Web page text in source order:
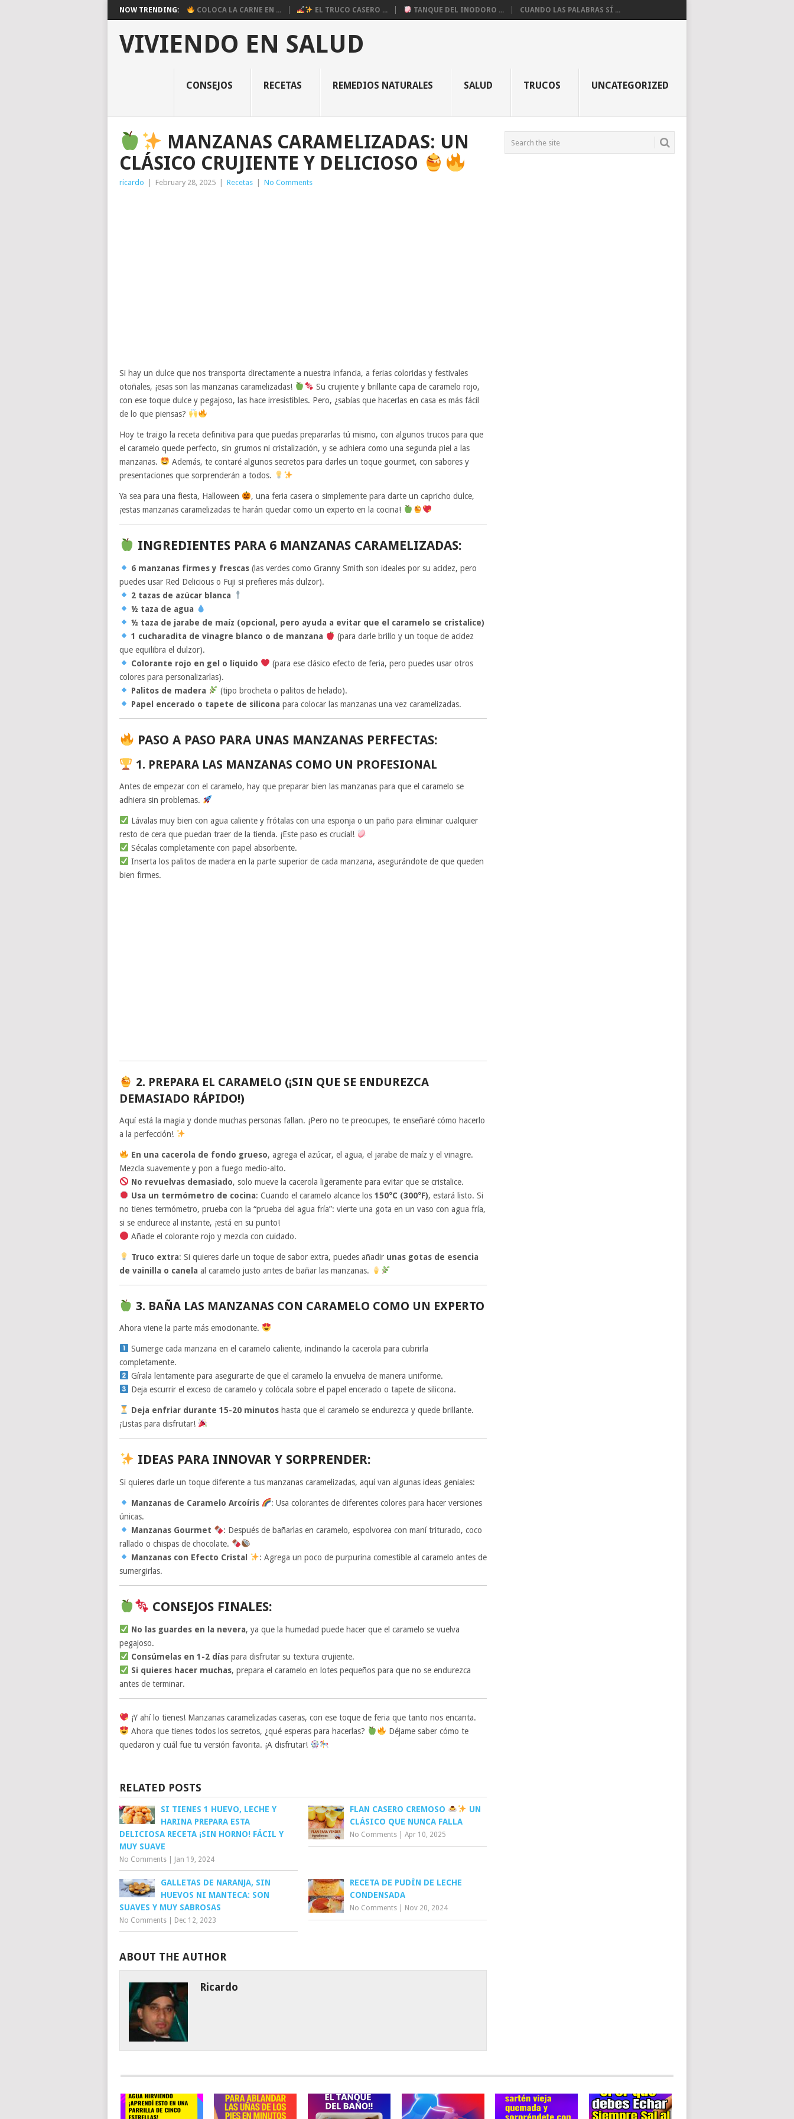
NOW TRENDING: COLOCA LA CARNE EN ... EL TRUCO CASERO ... TANQUE DEL INODORO ... CUANDO LAS PALABRAS SÍ ...
VIVIENDO EN SALUD
CONSEJOS RECETAS REMEDIOS NATURALES SALUD TRUCOS UNCATEGORIZED
MANZANAS CARAMELIZADAS: UN
CLÁSICO CRUJIENTE Y DELICIOSO
ricardo | February 28, 2025 | Recetas | No Comments
Si hay un dulce que nos transporta directamente a nuestra infancia, a ferias coloridas y festivales
otoñales, ¡esas son las manzanas caramelizadas!
Su crujiente y brillante capa de caramelo rojo,
con ese toque dulce y pegajoso, las hace irresistibles. Pero, ¿sabías que hacerlas en casa es más fácil
de lo que piensas?
Hoy te traigo la receta definitiva para que puedas prepararlas tú mismo, con algunos trucos para que
el caramelo quede perfecto, sin grumos ni cristalización, y se adhiera como una segunda piel a las
manzanas.
Además, te contaré algunos secretos para darles un toque gourmet, con sabores y
presentaciones que sorprenderán a todos.
Ya sea para una fiesta, Halloween
, una feria casera o simplemente para darte un capricho dulce,
¡estas manzanas caramelizadas te harán quedar como un experto en la cocina!
INGREDIENTES PARA 6 MANZANAS CARAMELIZADAS:
6 manzanas firmes y frescas(las verdes como Granny Smith son ideales por su acidez, pero
puedes usar Red Delicious o Fuji si prefieres más dulzor).
2 tazas de azúcar blanca
½ taza de agua
½ taza de jarabe de maíz (opcional, pero ayuda a evitar que el caramelo se cristalice)
1 cucharadita de vinagre blanco o de manzana
(para darle brillo y un toque de acidez
que equilibra el dulzor).
Colorante rojo en gel o líquido
(para ese clásico efecto de feria, pero puedes usar otros
colores para personalizarlas).
Palitos de madera
(tipo brocheta o palitos de helado).
Papel encerado o tapete de silicona para colocar las manzanas una vez caramelizadas.
PASO A PASO PARA UNAS MANZANAS PERFECTAS:
1. PREPARA LAS MANZANAS COMO UN PROFESIONAL
Antes de empezar con el caramelo, hay que preparar bien las manzanas para que el caramelo se
adhiera sin problemas.
Lávalas muy bien con agua caliente y frótalas con una esponja o un paño para eliminar cualquier
resto de cera que puedan traer de la tienda. ¡Este paso es crucial!
Sécalas completamente con papel absorbente.
Inserta los palitos de madera en la parte superior de cada manzana, asegurándote de que queden
bien firmes.
2. PREPARA EL CARAMELO (¡SIN QUE SE ENDUREZCA
DEMASIADO RÁPIDO!)
Aquí está la magia y donde muchas personas fallan. ¡Pero no te preocupes, te enseñaré cómo hacerlo
a la perfección!
En una cacerola de fondo grueso, agrega el azúcar, el agua, el jarabe de maíz y el vinagre.
Mezcla suavemente y pon a fuego medio-alto.
No revuelvas demasiado, solo mueve la cacerola ligeramente para evitar que se cristalice.
Usa un termómetro de cocina: Cuando el caramelo alcance los 150°C (300°F), estará listo. Si
no tienes termómetro, prueba con la “prueba del agua fría”: vierte una gota en un vaso con agua fría,
si se endurece al instante, ¡está en su punto!
Añade el colorante rojo y mezcla con cuidado.
Truco extra: Si quieres darle un toque de sabor extra, puedes añadir unas gotas de esencia
de vainilla o canela al caramelo justo antes de bañar las manzanas.
3. BAÑA LAS MANZANAS CON CARAMELO COMO UN EXPERTO
Ahora viene la parte más emocionante.
Sumerge cada manzana en el caramelo caliente, inclinando la cacerola para cubrirla
completamente.
Gírala lentamente para asegurarte de que el caramelo la envuelva de manera uniforme.
Deja escurrir el exceso de caramelo y colócala sobre el papel encerado o tapete de silicona.
Deja enfriar durante 15-20 minutoshasta que el caramelo se endurezca y quede brillante.
¡Listas para disfrutar!
IDEAS PARA INNOVAR Y SORPRENDER:
Si quieres darle un toque diferente a tus manzanas caramelizadas, aquí van algunas ideas geniales:
Manzanas de Caramelo Arcoíris
: Usa colorantes de diferentes colores para hacer versiones
únicas.
Manzanas Gourmet
: Después de bañarlas en caramelo, espolvorea con maní triturado, coco
rallado o chispas de chocolate.
Manzanas con Efecto Cristal
: Agrega un poco de purpurina comestible al caramelo antes de
sumergirlas.
CONSEJOS FINALES:
No las guardes en la nevera, ya que la humedad puede hacer que el caramelo se vuelva
pegajoso.
Consúmelas en 1-2 díaspara disfrutar su textura crujiente.
Si quieres hacer muchas, prepara el caramelo en lotes pequeños para que no se endurezca
antes de terminar.
¡Y ahí lo tienes! Manzanas caramelizadas caseras, con ese toque de feria que tanto nos encanta.
Ahora que tienes todos los secretos, ¿qué esperas para hacerlas?
Déjame saber cómo te
quedaron y cuál fue tu versión favorita. ¡A disfrutar!
RELATED POSTS
SI TIENES 1 HUEVO, LECHE Y
HARINA PREPARA ESTA
DELICIOSA RECETA ¡SIN HORNO! FÁCIL Y
MUY SUAVE
No Comments Jan 19, 2024
FLAN CASERO CREMOSO
UN
CLÁSICO QUE NUNCA FALLA
No Comments |Apr 10, 2025
GALLETAS DE NARANJA, SIN
HUEVOS NI MANTECA: SON
SUAVES Y MUY SABROSAS
No Comments Dec 12, 2023
RECETA DE PUDÍN DE LECHE
CONDENSADA
No Comments Nov 20, 2024
ABOUT THE AUTHOR
Ricardo